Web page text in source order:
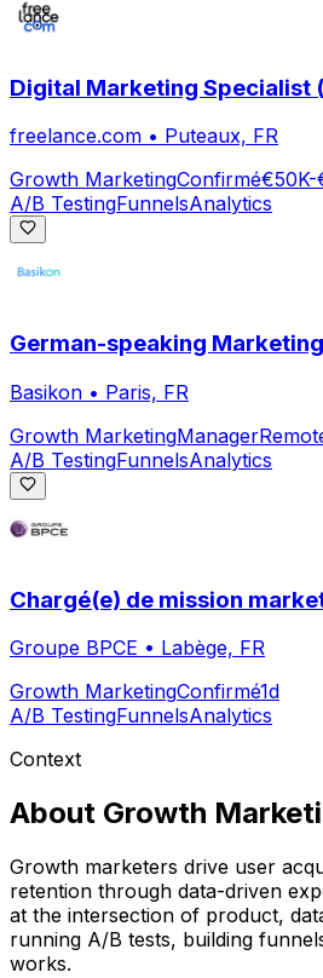
Digital Marketing Specialist
freelance.com • Puteaux, FR
Growth MarketingConfirmé€50K-
A/B TestingFunnelsAnalytics
German-speaking
Basikon • Paris, FR
Growth MarketingManager
A/B TestingFunnelsAnalytics
Chargé(e) de mission
Groupe BPCE • Labège, FR
Growth MarketingConfirmé1d
A/B TestingFunnelsAnalytics
Context
About Growth
Growth marketers drive user
retention through data-driven
at the intersection of product,
running A/B tests, building
works.